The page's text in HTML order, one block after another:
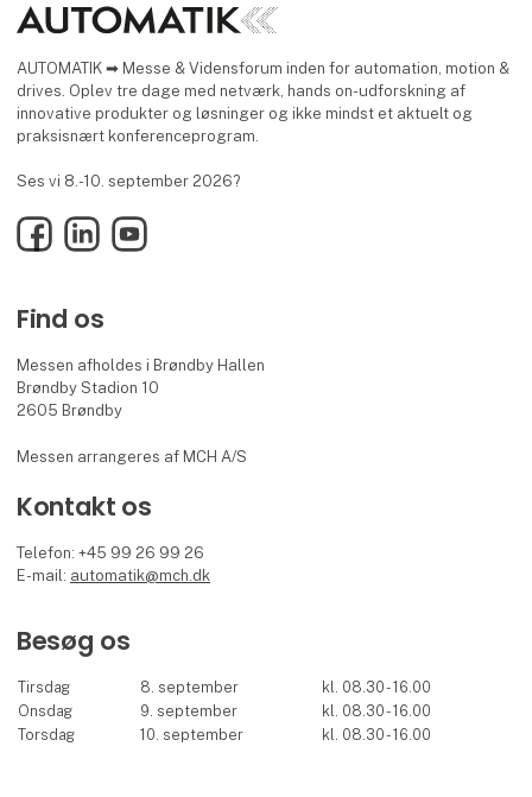
AUTOMATIK ➡ Messe & Vidensforum inden for automation, motion &
drives. Oplev tre dage med netværk, hands on-udforskning af
innovative produkter og løsninger og ikke mindst et aktuelt og
praksisnært konferenceprogram.
Ses vi 8.-10. september 2026?
FacebookLinkedInYouTube
Find os
Messen afholdes i Brøndby Hallen
Brøndby Stadion 10
2605 Brøndby
Messen arrangeres af MCH A/S
Kontakt os
Telefon: +45 99 26 99 26
E-mail: automatik@mch.dk
Besøg os
Tirsdag 8. september
kl. 08.30 - 16.00
Onsdag
9. september
kl. 08.30 - 16.00
Torsdag
10. september kl. 08.30 - 16.00